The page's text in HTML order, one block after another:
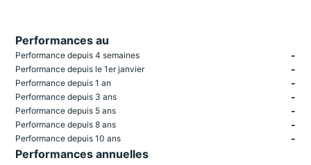
Performances au
Performance depuis 4 semaines -
Performance depuis le 1er janvier -
Performance depuis 1 an -
Performance depuis 3 ans -
Performance depuis 5 ans -
Performance depuis 8 ans -
Performance depuis 10 ans -
Performances annuelles